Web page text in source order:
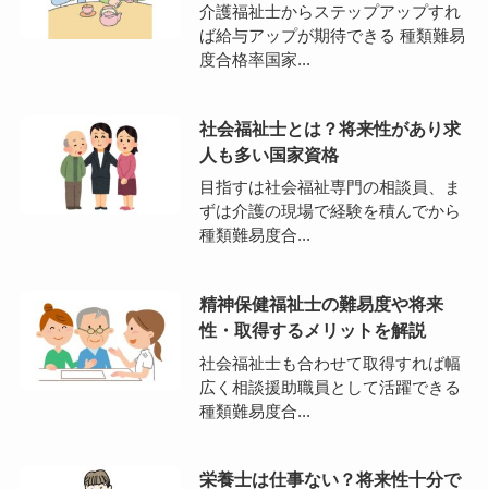
介護福祉士からステップアップすれ
ば給与アップが期待できる 種類難易
度合格率国家...
社会福祉士とは？将来性があり求
人も多い国家資格
目指すは社会福祉専門の相談員、ま
ずは介護の現場で経験を積んでから
種類難易度合...
精神保健福祉士の難易度や将来
性・取得するメリットを解説
社会福祉士も合わせて取得すれば幅
広く相談援助職員として活躍できる
種類難易度合...
栄養士は仕事ない？将来性十分で